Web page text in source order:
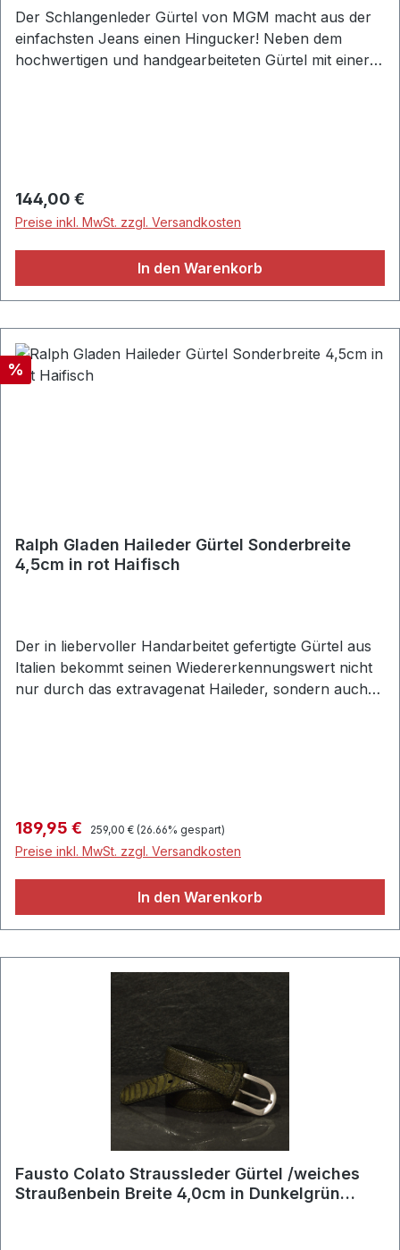
Der Schlangenleder Gürtel von MGM macht aus der
einfachsten Jeans einen Hingucker! Neben dem
hochwertigen und handgearbeiteten Gürtel mit einer
Leder • Breite: ca. 3,0 cm • Eckige Gürtelschließe aus
hochwertigem Metall / Farbe: Silber glanz •
Gürtelschlaufe aus strapazierfähigem Schlangenleder
• Handgefertigt • Material: 100% Schlangen Leder •
Regulärer Preis:
144,00 €
Preise inkl. MwSt. zzgl. Versandkosten
In den Warenkorb
Rabatt
%
Ralph Gladen Haileder Gürtel Sonderbreite
4,5cm in rot Haifisch
Der in liebervoller Handarbeitet gefertigte Gürtel aus
Italien bekommt seinen Wiedererkennungswert nicht
nur durch das extravagenat Haileder, sondern auch
cm• Gürtelschlaufe aus strapazierfähigem Shark-
Leder • Designer-Farbbezeichnung: Rot •
Handgefertigt in Italien
Verkaufspreis:
189,95 € Regulärer Preis:
259,00 € (26.66% gespart)
Preise inkl. MwSt. zzgl. Versandkosten
In den Warenkorb
Fausto Colato Straussleder Gürtel /weiches
Straußenbein Breite 4,0cm in Dunkelgrün